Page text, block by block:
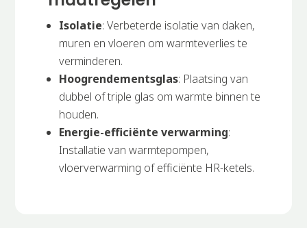
Isolatie: Verbeterde isolatie van daken,
muren en vloeren om warmteverlies te
verminderen.
Hoogrendementsglas: Plaatsing van
dubbel of triple glas om warmte binnen te
houden.
Energie-efficiënte verwarming:
Installatie van warmtepompen,
vloerverwarming of efficiënte HR-ketels.